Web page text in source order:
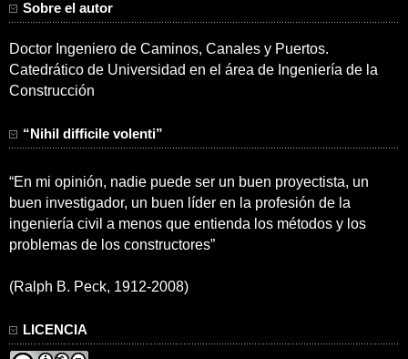
Sobre el autor
Doctor Ingeniero de Caminos, Canales y Puertos.
Catedrático de Universidad en el área de Ingeniería de la
Construcción
“Nihil difficile volenti”
“En mi opinión, nadie puede ser un buen proyectista, un
buen investigador, un buen líder en la profesión de la
ingeniería civil a menos que entienda los métodos y los
problemas de los constructores”
(Ralph B. Peck, 1912-2008)
LICENCIA